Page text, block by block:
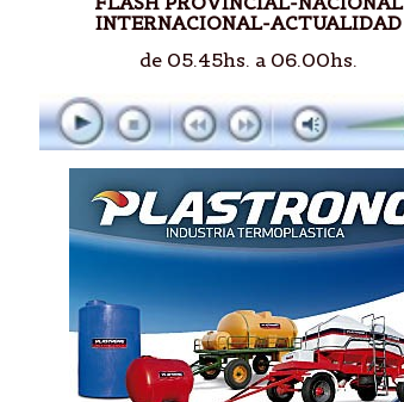
INTERNACIONAL-ACTUALIDAD
de 05.45hs. a 06.00hs.